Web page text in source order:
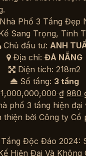
Phố 3 Tầng Đẹp
Sang Trọng, Tinh
Chủ đầu tư: ANH
Địa chỉ: ĐÀ NẴNG
Diện tích: 218m2
Số tầng: 3 tầng
1,000,000,000₫ Giá
gốc
là:
980
Độc Đáo 2024:
Hiện Đại Và Không